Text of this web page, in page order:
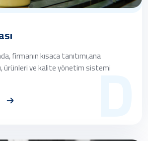
D
firmanın kısaca tanıtımı,ana
ürünleri ve kalite yönetim sistemi